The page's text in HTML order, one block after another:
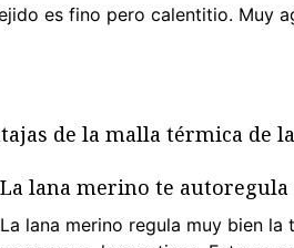
es fino pero calentitio. Muy
de la malla térmica de
La lana merino te
La lana merino regula muy bien